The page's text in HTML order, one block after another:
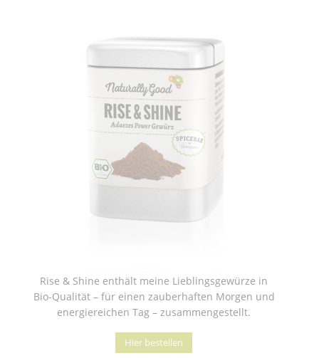
Rise & Shine enthält meine Lieblingsgewürze in
Bio-Qualität – für einen zauberhaften Morgen und
energiereichen Tag – zusammengestellt.
Hier bestellen